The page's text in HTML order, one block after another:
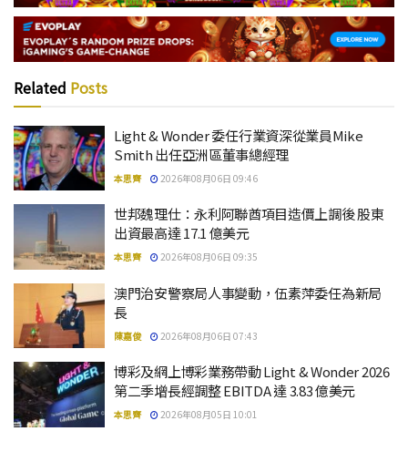
Related Posts
Light & Wonder 委任行業資深從業員Mike
Smith 出任亞洲區董事總經理
本思齊 2026年08月06日 09:46
世邦魏理仕：永利阿聯酋項目造價上調後 股東
出資最高達 17.1 億美元
本思齊 2026年08月06日 09:35
澳門治安警察局人事變動，伍素萍委任為新局
長
陳嘉俊 2026年08月06日 07:43
博彩及網上博彩業務帶動 Light & Wonder 2026
第二季增長經調整 EBITDA 達 3.83 億美元
本思齊 2026年08月05日 10:01